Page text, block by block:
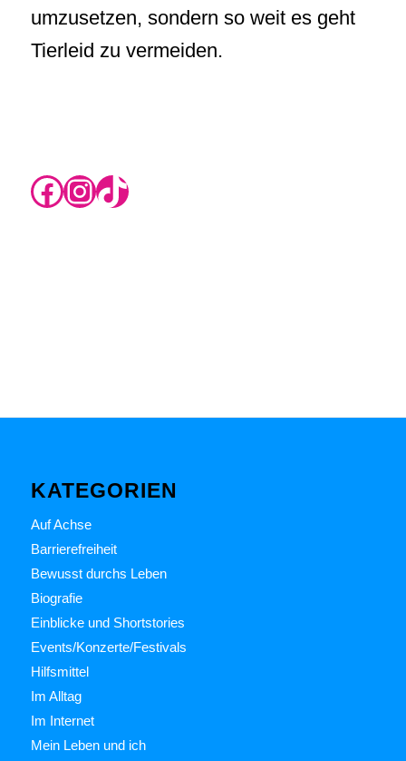
umzusetzen, sondern so weit es geht
Tierleid zu vermeiden.
https://www.instagram.com/rikas.blog/ InstagramTikTok
KATEGORIEN
Auf Achse
Barrierefreiheit
Bewusst durchs Leben
Biografie
Einblicke und Shortstories
Events/Konzerte/Festivals
Hilfsmittel
Im Alltag
Im Internet
Mein Leben und ich